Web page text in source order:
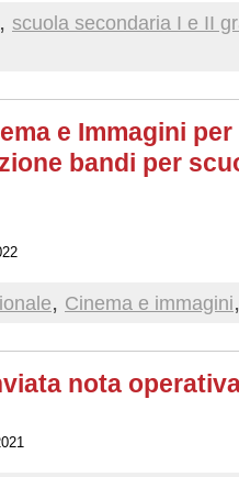
, scuola secondaria I e II
e Immagini
bandi per
, Cinema e immagini
nota